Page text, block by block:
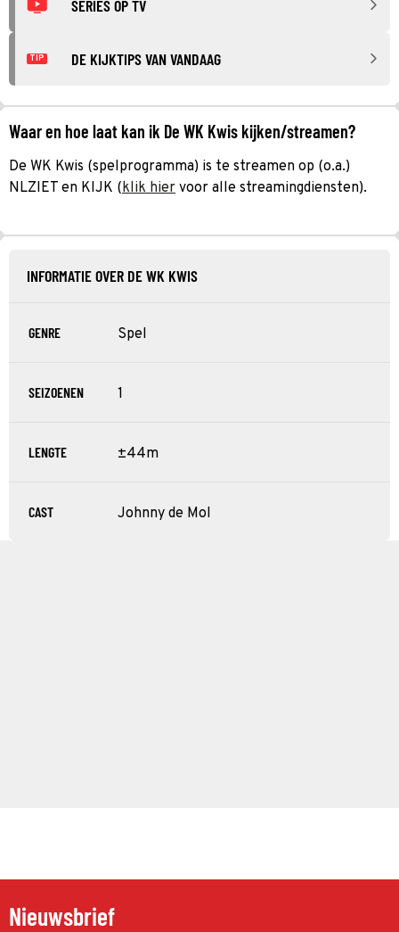
SERIES OP TV
TIP DE KIJKTIPS VAN VANDAAG
Waar en hoe laat kan ik De WK Kwis kijken/streamen?
De WK Kwis (spelprogramma) is te streamen op (o.a.)
NLZIET en KIJK (klik hier voor alle streamingdiensten).
INFORMATIE OVER DE WK KWIS
GENRE Spel
SEIZOENEN 1
LENGTE ±44m
CAST Johnny de Mol
Nieuwsbrief